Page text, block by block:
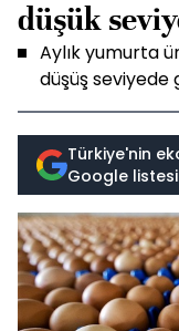
düşük
Aylık yumurta
düşüş seviyede
Türkiye'nin
Google